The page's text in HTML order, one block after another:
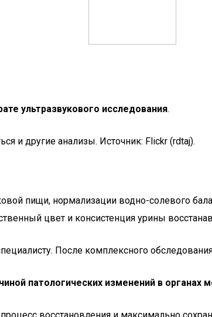
ультразвукового исследования.
и другие анализы. Источник: Flickr (rdtaj).
пищи, нормализации водно-солевого
цвет и консистенция урины
После комплексного
патологических изменений в органах